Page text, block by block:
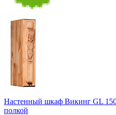
Настенный шкаф Викинг GL
полкой